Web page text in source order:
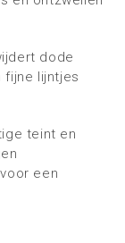
dode
fijne lijntjes
teint en
een